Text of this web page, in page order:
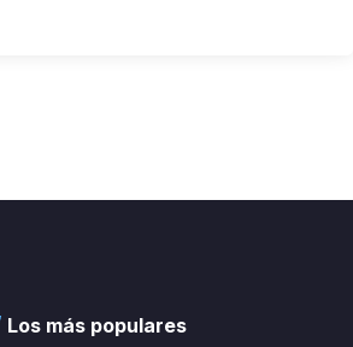
Los más populares